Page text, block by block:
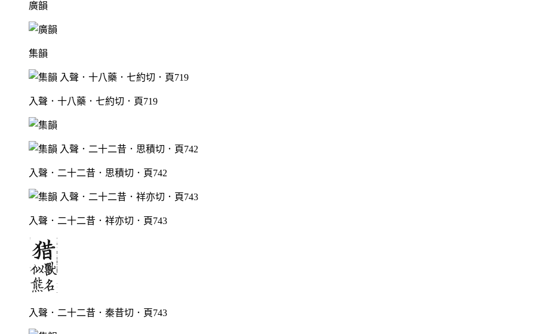
廣韻
集韻
入聲．十八藥．七約切．頁719
入聲．二十二昔．思積切．頁742
入聲．二十二昔．祥亦切．頁743
入聲．二十二昔．秦昔切．頁743